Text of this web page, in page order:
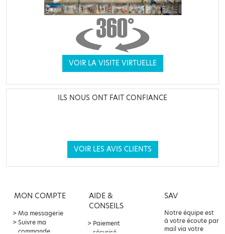
VOIR LA VISITE VIRTUELLE
ILS NOUS ONT FAIT CONFIANCE
VOIR LES AVIS CLIENTS
MON COMPTE
Ma messagerie
Suivre ma
commande
AIDE &
CONSEILS
Paiement
SAV
Notre équipe est
à votre écoute par
mail via votre